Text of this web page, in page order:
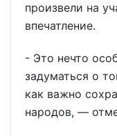
произвели на
впечатление.
- Это нечто
задуматься о
как важно
народов, —